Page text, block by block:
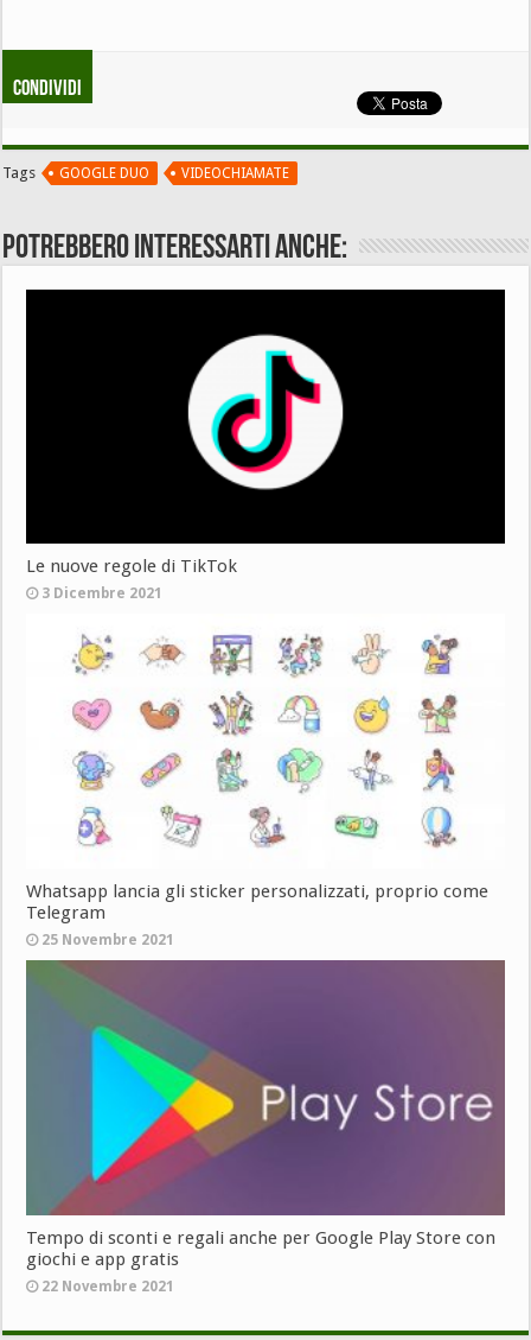
Condividi
Tags GOOGLE DUO VIDEOCHIAMATE
Potrebbero interessarti anche:
Le nuove regole di TikTok
3 Dicembre 2021
Whatsapp lancia gli sticker personalizzati, proprio come
Telegram
25 Novembre 2021
Tempo di sconti e regali anche per Google Play Store con
giochi e app gratis
22 Novembre 2021